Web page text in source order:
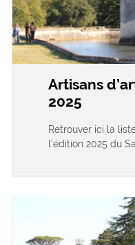
Artisans
2025
Retrouver ici la
l’édition 2025 du